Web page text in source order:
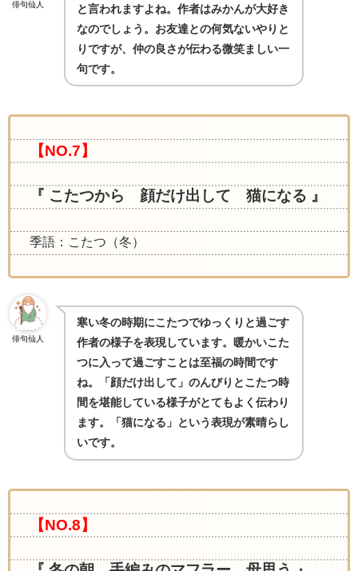
俳句仙人
と言われますよね。作者はみかんが大好き
なのでしょう。お友達との何気ないやりと
りですが、仲の良さが伝わる微笑ましい一
句です。
【NO.7】
『 こたつから 顔だけ出して 猫になる 』
季語：こたつ（冬）
俳句仙人
寒い冬の時期にこたつでゆっくりと過ごす
作者の様子を表現しています。暖かいこた
つに入って過ごすことは至福の時間です
ね。「顔だけ出して」のんびりとこたつ時
間を堪能している様子がとてもよく伝わり
ます。「猫になる」という表現が素晴らし
いです。
【NO.8】